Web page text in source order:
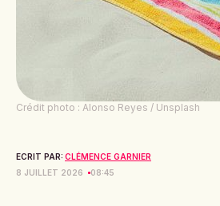
Crédit photo : Alonso Reyes / Unsplash
ECRIT PAR: CLÉMENCE GARNIER
8 JUILLET 2026
08:45